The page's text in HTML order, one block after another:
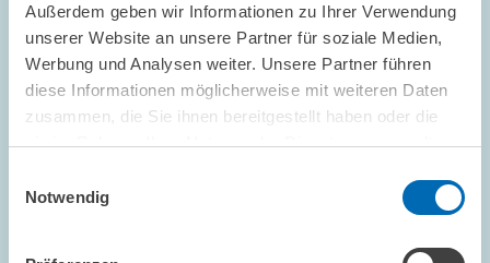
Außerdem geben wir Informationen zu Ihrer Verwendung
unserer Website an unsere Partner für soziale Medien,
Werbung und Analysen weiter. Unsere Partner führen
diese Informationen möglicherweise mit weiteren Daten
zusammen, die Sie ihnen bereitgestellt haben oder die
sie im Rahmen Ihrer Nutzung der Dienste gesammelt
Notwendig